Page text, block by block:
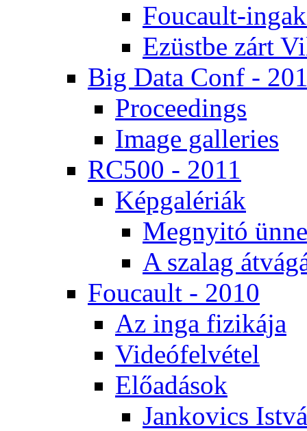
Fo­u­ca­ult-
Ezüst­be zárt
Big Da­ta Conf -
Pro­ce­e­dings
Image gal­le­ri­es
RC500 - 2011
Kép­ga­lé­ri­ák
Meg­nyi­tó
A sza­lag
Fo­u­ca­ult - 2010
Az in­ga fi­zi­ká­ja
Vi­de­ó­fel­vé­tel
Elő­adá­sok
Jan­ko­vics